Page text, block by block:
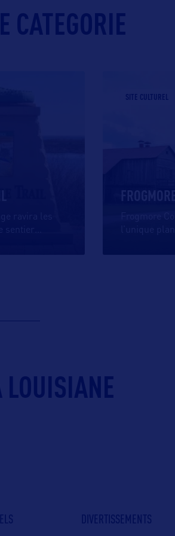
CATEGORIE
SITE CULTUREL
LOUISIANE
DIVERTISSEMENTS